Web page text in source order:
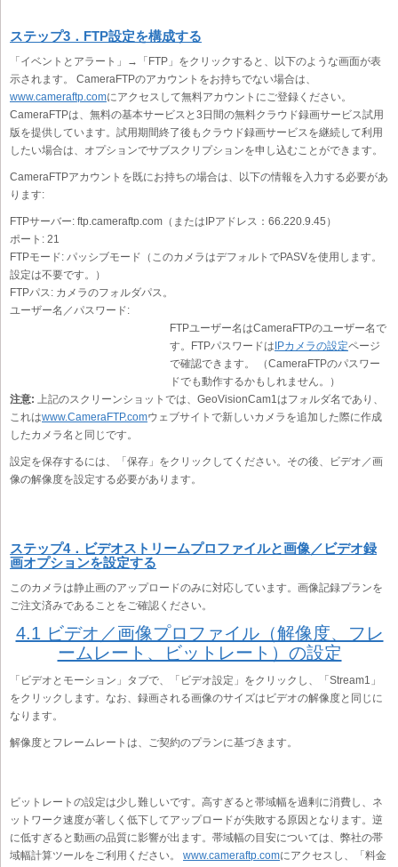
ステップ3．FTP設定を構成する
「イベントとアラート」→「FTP」をクリックすると、以下のような画面が表
示されます。 CameraFTPのアカウントをお持ちでない場合は、
www.cameraftp.comにアクセスして無料アカウントにご登録ください。
CameraFTPは、無料の基本サービスと3日間の無料クラウド録画サービス試用
版を提供しています。試用期間終了後もクラウド録画サービスを継続して利用
したい場合は、オプションでサブスクリプションを申し込むことができます。
CameraFTPアカウントを既にお持ちの場合は、以下の情報を入力する必要があ
ります:
FTPサーバー: ftp.cameraftp.com（またはIPアドレス：66.220.9.45）
ポート: 21
FTPモード: パッシブモード（このカメラはデフォルトでPASVを使用します。
設定は不要です。）
FTPパス: カメラのフォルダパス。
ユーザー名／パスワード:
FTPユーザー名はCameraFTPのユーザー名で
す。FTPパスワードはIPカメラの設定ページ
で確認できます。 （CameraFTPのパスワー
ドでも動作するかもしれません。）
注意: 上記のスクリーンショットでは、GeoVisionCam1はフォルダ名であり、
これはwww.CameraFTP.comウェブサイトで新しいカメラを追加した際に作成
したカメラ名と同じです。
設定を保存するには、「保存」をクリックしてください。その後、ビデオ／画
像の解像度を設定する必要があります。
ステップ4．ビデオストリームプロファイルと画像／ビデオ録
画オプションを設定する
このカメラは静止画のアップロードのみに対応しています。画像記録プランを
ご注文済みであることをご確認ください。
4.1 ビデオ／画像プロファイル（解像度、フレ
ームレート、ビットレート）の設定
「ビデオとモーション」タブで、「ビデオ設定」をクリックし、「Stream1」
をクリックします。なお、録画される画像のサイズはビデオの解像度と同じに
なります。
解像度とフレームレートは、ご契約のプランに基づきます。
ビットレートの設定は少し難しいです。高すぎると帯域幅を過剰に消費し、ネ
ットワーク速度が著しく低下してアップロードが失敗する原因となります。逆
に低すぎると動画の品質に影響が出ます。帯域幅の目安については、弊社の帯
域幅計算ツールをご利用ください。 www.cameraftp.comにアクセスし、「料金